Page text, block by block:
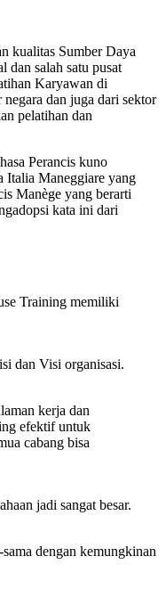
kualitas Sumber Daya
dan salah satu pusat
Karyawan di
dan juga dari sektor
pelatihan dan
Perancis kuno
Italia Maneggiare yang
Manège yang berarti
kata ini dari
Training memiliki
dan Visi organisasi.
kerja dan
efektif untuk
cabang bisa
jadi sangat besar.
dengan kemungkinan